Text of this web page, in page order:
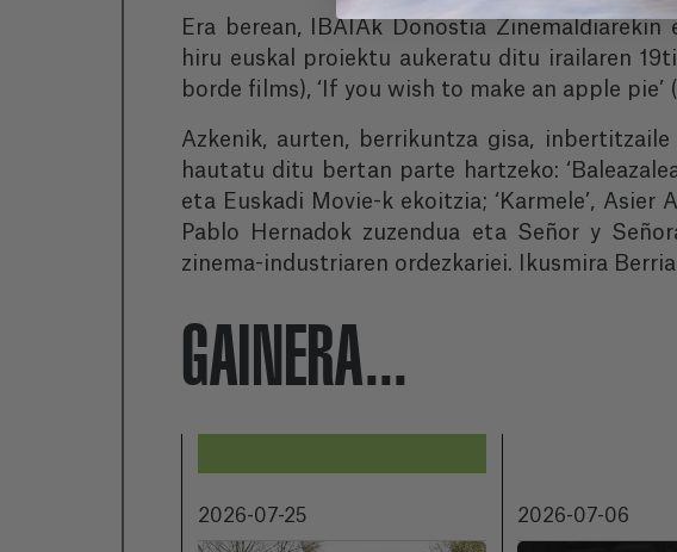
Era berean, IBAIAk Donostia
hiru euskal proiektu aukeratu ditu irailaren
borde films), ‘If you wish to make an apple
Azkenik, aurten, berrikuntza gisa,
hautatu ditu bertan parte hartzeko:
eta Euskadi Movie-k ekoitzia; ‘Karmele’,
Pablo Hernadok zuzendua eta Señor y
zinema-industriaren ordezkariei. Ikusmira
GAINERA...
2026-07-25 2026-07-06